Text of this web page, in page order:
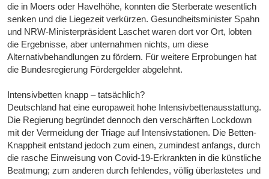
die in Moers oder Havelhöhe, konnten die Sterberate wesentlich
senken und die Liegezeit verkürzen. Gesundheitsminister Spahn
und NRW-Ministerpräsident Laschet waren dort vor Ort, lobten
die Ergebnisse, aber unternahmen nichts, um diese
Alternativbehandlungen zu fördern. Für weitere Erprobungen hat
die Bundesregierung Fördergelder abgelehnt.
Intensivbetten knapp – tatsächlich?
Deutschland hat eine europaweit hohe Intensivbettenausstattung.
Die Regierung begründet dennoch den verschärften Lockdown
mit der Vermeidung der Triage auf Intensivstationen. Die Betten-
Knappheit entstand jedoch zum einen, zumindest anfangs, durch
die rasche Einweisung von Covid-19-Erkrankten in die künstliche
Beatmung; zum anderen durch fehlendes, völlig überlastetes und